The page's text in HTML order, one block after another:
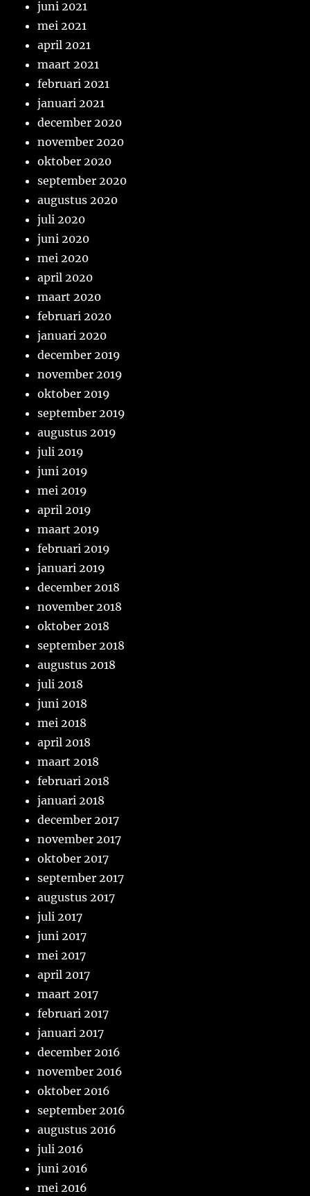
juni 2021
mei 2021
april 2021
maart 2021
februari 2021
januari 2021
december 2020
november 2020
oktober 2020
september 2020
augustus 2020
juli 2020
juni 2020
mei 2020
april 2020
maart 2020
februari 2020
januari 2020
december 2019
november 2019
oktober 2019
september 2019
augustus 2019
juli 2019
juni 2019
mei 2019
april 2019
maart 2019
februari 2019
januari 2019
december 2018
november 2018
oktober 2018
september 2018
augustus 2018
juli 2018
juni 2018
mei 2018
april 2018
maart 2018
februari 2018
januari 2018
december 2017
november 2017
oktober 2017
september 2017
augustus 2017
juli 2017
juni 2017
mei 2017
april 2017
maart 2017
februari 2017
januari 2017
december 2016
november 2016
oktober 2016
september 2016
augustus 2016
juli 2016
juni 2016
mei 2016